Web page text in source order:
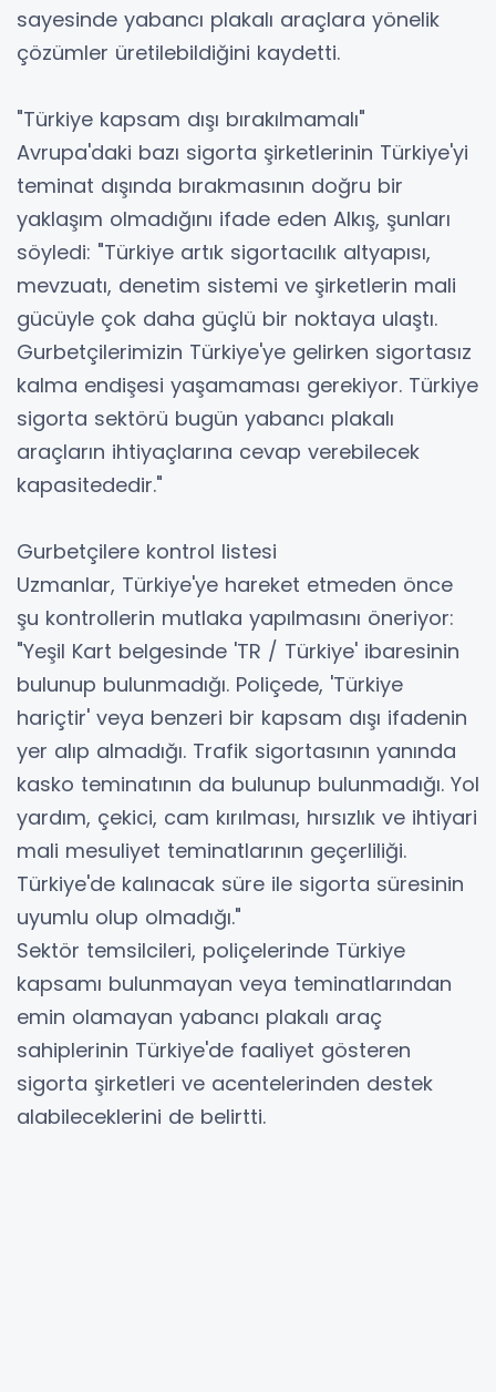
sayesinde yabancı plakalı araçlara yönelik
çözümler üretilebildiğini kaydetti.
"Türkiye kapsam dışı bırakılmamalı"
Avrupa'daki bazı sigorta şirketlerinin Türkiye'yi
teminat dışında bırakmasının doğru bir
yaklaşım olmadığını ifade eden Alkış, şunları
söyledi: "Türkiye artık sigortacılık altyapısı,
mevzuatı, denetim sistemi ve şirketlerin mali
gücüyle çok daha güçlü bir noktaya ulaştı.
Gurbetçilerimizin Türkiye'ye gelirken sigortasız
kalma endişesi yaşamaması gerekiyor. Türkiye
sigorta sektörü bugün yabancı plakalı
araçların ihtiyaçlarına cevap verebilecek
kapasitededir."
Gurbetçilere kontrol listesi
Uzmanlar, Türkiye'ye hareket etmeden önce
şu kontrollerin mutlaka yapılmasını öneriyor:
"Yeşil Kart belgesinde 'TR / Türkiye' ibaresinin
bulunup bulunmadığı. Poliçede, 'Türkiye
hariçtir' veya benzeri bir kapsam dışı ifadenin
yer alıp almadığı. Trafik sigortasının yanında
kasko teminatının da bulunup bulunmadığı. Yol
yardım, çekici, cam kırılması, hırsızlık ve ihtiyari
mali mesuliyet teminatlarının geçerliliği.
Türkiye'de kalınacak süre ile sigorta süresinin
uyumlu olup olmadığı."
Sektör temsilcileri, poliçelerinde Türkiye
kapsamı bulunmayan veya teminatlarından
emin olamayan yabancı plakalı araç
sahiplerinin Türkiye'de faaliyet gösteren
sigorta şirketleri ve acentelerinden destek
alabileceklerini de belirtti.